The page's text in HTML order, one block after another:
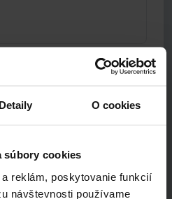
Detaily O cookies
súbory cookies
reklám, poskytovanie funkcií
návštevnosti používame